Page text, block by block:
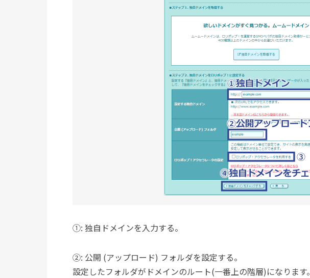
①: 独自ドメインを入力する。
②: 公開 (アップロード) フォルダを設定する。
設定したフォルダがドメインのルート(一番上の階層)になります。